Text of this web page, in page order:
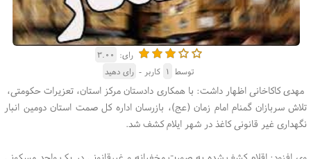
رای: ۳.۰۰
توسط ۱ کاربر - رای دهید
مهدی کاکاخانی اظهار داشت: با همکاری دادستان مرکز استان، تعزیرات حکومتی،
تلاش سربازان گمنام امام زمان (عج)، بازرسان اداره کل صمت استان دومین انبار
نگهداری غیر قانونی کاغذ در شهر ایلام کشف شد.